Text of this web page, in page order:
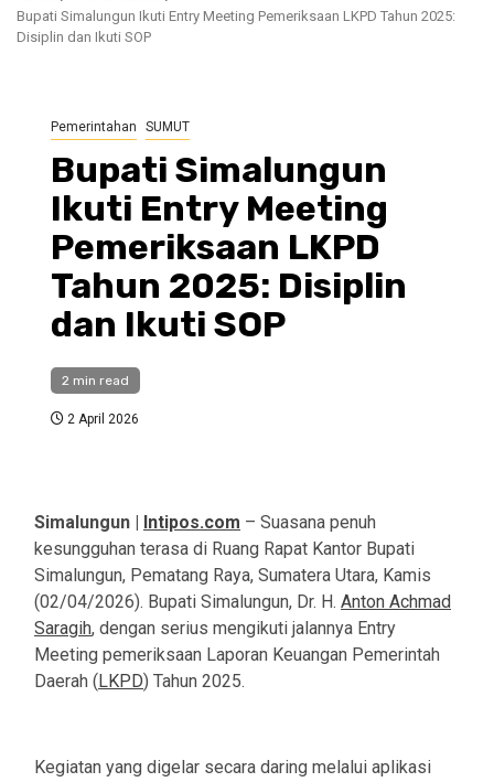
Bupati Simalungun Ikuti Entry Meeting Pemeriksaan LKPD Tahun 2025:
Disiplin dan Ikuti SOP
Pemerintahan SUMUT
Bupati Simalungun
Ikuti Entry Meeting
Pemeriksaan LKPD
Tahun 2025: Disiplin
dan Ikuti SOP
2 min read
2 April 2026
Simalungun | Intipos.com – Suasana penuh
kesungguhan terasa di Ruang Rapat Kantor Bupati
Simalungun, Pematang Raya, Sumatera Utara, Kamis
(02/04/2026). Bupati Simalungun, Dr. H. Anton Achmad
Saragih, dengan serius mengikuti jalannya Entry
Meeting pemeriksaan Laporan Keuangan Pemerintah
Daerah ( LKPD) Tahun 2025.
Kegiatan yang digelar secara daring melalui aplikasi